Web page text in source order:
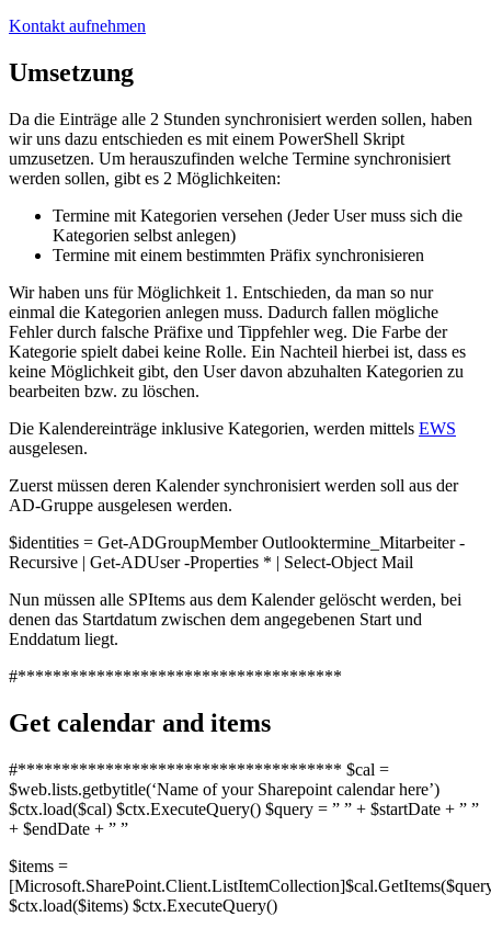
Kontakt aufnehmen
Umsetzung
Da die Einträge alle 2 Stunden synchronisiert werden sollen, haben
wir uns dazu entschieden es mit einem PowerShell Skript
umzusetzen. Um herauszufinden welche Termine synchronisiert
werden sollen, gibt es 2 Möglichkeiten:
Termine mit Kategorien versehen (Jeder User muss sich die
Kategorien selbst anlegen)
Termine mit einem bestimmten Präfix synchronisieren
Wir haben uns für Möglichkeit 1. Entschieden, da man so nur
einmal die Kategorien anlegen muss. Dadurch fallen mögliche
Fehler durch falsche Präfixe und Tippfehler weg. Die Farbe der
Kategorie spielt dabei keine Rolle. Ein Nachteil hierbei ist, dass es
keine Möglichkeit gibt, den User davon abzuhalten Kategorien zu
bearbeiten bzw. zu löschen.
Die Kalendereinträge inklusive Kategorien, werden mittels EWS
ausgelesen.
Zuerst müssen deren Kalender synchronisiert werden soll aus der
AD-Gruppe ausgelesen werden.
$identities = Get-ADGroupMember Outlooktermine_Mitarbeiter -
Recursive | Get-ADUser -Properties * | Select-Object Mail
Nun müssen alle SPItems aus dem Kalender gelöscht werden, bei
denen das Startdatum zwischen dem angegebenen Start und
Enddatum liegt.
#*************************************
Get calendar and items
#************************************* $cal =
$web.lists.getbytitle(‘Name of your Sharepoint calendar here’)
$ctx.load($cal) $ctx.ExecuteQuery() $query = ” ” + $startDate + ” ”
+ $endDate + ” ”
$items =
$ctx.load($items) $ctx.ExecuteQuery()